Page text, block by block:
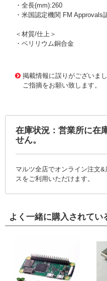
・全長(mm):260
・米国認定機関 FM Approvals
＜材質/仕上＞
・ベリリウム銅合金
掲載情報に誤りがございま
ご指摘をお願い致します。
在庫状況：営業所に在
せん。
マルツ全店でオンライン注文
スをご利用いただけます。
よく一緒に購入されてい